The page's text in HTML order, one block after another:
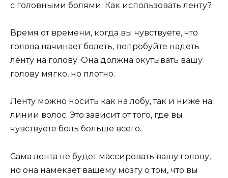
с головными болями. Как использовать ленту?
Время от времени, когда вы чувствуете, что
голова начинает болеть, попробуйте надеть
ленту на голову. Она должна окутывать вашу
голову мягко, но плотно.
Ленту можно носить как на лобу, так и ниже на
линии волос. Это зависит от того, где вы
чувствуете боль больше всего.
Сама лента не будет массировать вашу голову,
но она намекает вашему мозгу о том, что вы